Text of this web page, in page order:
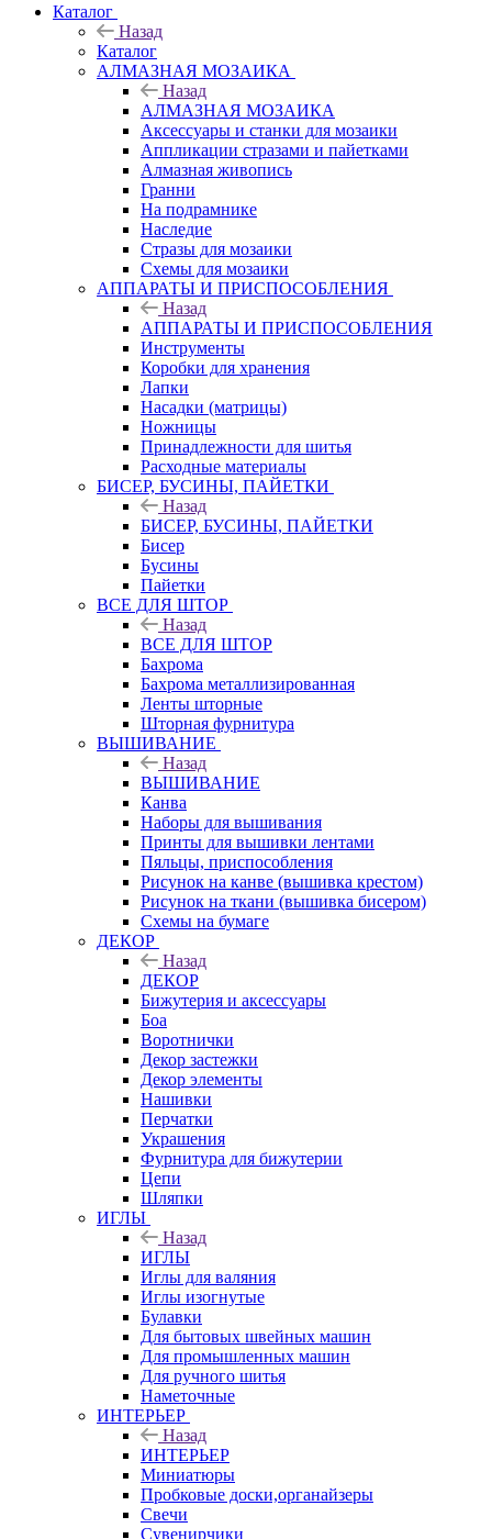
Каталог
Назад
Каталог
АЛМАЗНАЯ МОЗАИКА
Назад
АЛМАЗНАЯ МОЗАИКА
Аксессуары и станки для мозаики
Аппликации стразами и пайетками
Алмазная живопись
Гранни
На подрамнике
Наследие
Стразы для мозаики
Схемы для мозаики
АППАРАТЫ И ПРИСПОСОБЛЕНИЯ
Назад
АППАРАТЫ И ПРИСПОСОБЛЕНИЯ
Инструменты
Коробки для хранения
Лапки
Насадки (матрицы)
Ножницы
Принадлежности для шитья
Расходные материалы
БИСЕР, БУСИНЫ, ПАЙЕТКИ
Назад
БИСЕР, БУСИНЫ, ПАЙЕТКИ
Бисер
Бусины
Пайетки
ВСЕ ДЛЯ ШТОР
Назад
ВСЕ ДЛЯ ШТОР
Бахрома
Бахрома металлизированная
Ленты шторные
Шторная фурнитура
ВЫШИВАНИЕ
Назад
ВЫШИВАНИЕ
Канва
Наборы для вышивания
Принты для вышивки лентами
Пяльцы, приспособления
Рисунок на канве (вышивка крестом)
Рисунок на ткани (вышивка бисером)
Схемы на бумаге
ДЕКОР
Назад
ДЕКОР
Бижутерия и аксессуары
Боа
Воротнички
Декор застежки
Декор элементы
Нашивки
Перчатки
Украшения
Фурнитура для бижутерии
Цепи
Шляпки
ИГЛЫ
Назад
ИГЛЫ
Иглы для валяния
Иглы изогнутые
Булавки
Для бытовых швейных машин
Для промышленных машин
Для ручного шитья
Наметочные
ИНТЕРЬЕР
Назад
ИНТЕРЬЕР
Миниатюры
Пробковые доски,органайзеры
Свечи
Сувенирчики